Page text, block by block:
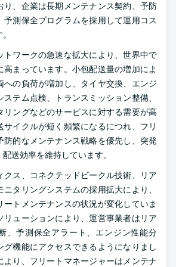
り、企業は長期メンテナンス契約、予防
予測保全プログラムを採用して運用コス
トワークの急速な拡大により、世界中で
高まっています。小包配送量の増加によ
への負荷が増加し、タイヤ交換、エンジ
テム点検、トランスミッション整備、
リングなどのサービスに対する需要が高
サイクルが短く頻繁になるにつれ、フリ
防的なメンテナンス戦略を優先し、突発
送効率を維持しています。
クス、コネクテッドビークル技術、リア
タリングシステムの採用拡大により、
ートメンテナンスの状況が変化していま
リューションにより、運営事業者はリア
、予測保全アラート、エンジン性能分
グ機能にアクセスできるようになりまし
より、フリートマネージャーはメンテナ